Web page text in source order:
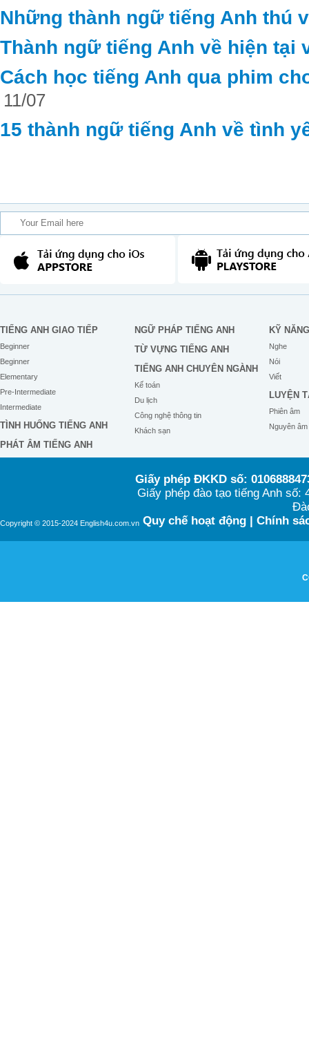
Những thành ngữ tiếng Anh thú
Thành ngữ tiếng Anh về hiện tại
Cách học tiếng Anh qua phim
11/07
15 thành ngữ tiếng Anh về tình
TIẾNG ANH GIAO TIẾP
Beginner
Beginner
Elementary
Pre-Intermediate
Intermediate
TÌNH HUỐNG TIẾNG ANH
PHÁT ÂM TIẾNG ANH
NGỮ PHÁP TIẾNG ANH
TỪ VỰNG TIẾNG ANH
TIẾNG ANH CHUYÊN NGÀNH
Kế toán
Du lịch
Công nghệ thông tin
Khách sạn
KỸ NĂNG
Nghe
Nói
Viết
LUYỆN
Phiên âm
Nguyên âm
Copyright © 2015-2024 English4u.com.vn
Giấy phép ĐKKD số:
Giấy phép đào tạo tiếng Anh
Quy chế hoạt động| Chính